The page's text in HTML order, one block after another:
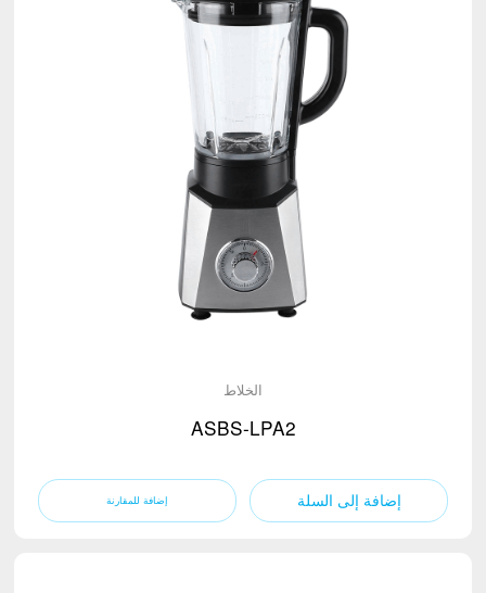
الخلاط
ASBS-LPA2
إضافة إلى السلة